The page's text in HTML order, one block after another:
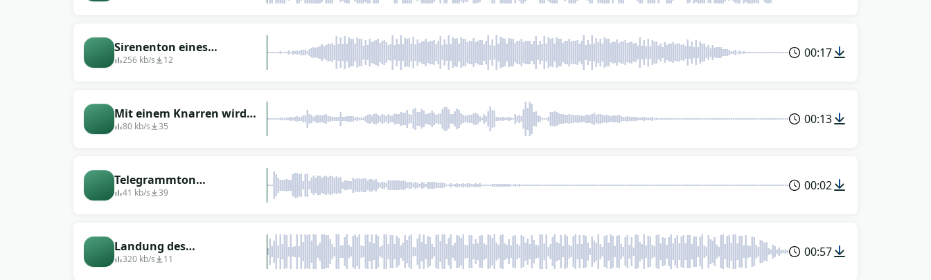
Sirenenton eines
Polizeiautos (2)
256 kb/s 12 00:17
Mit einem Knarren wird
der Zug langsamer und
80 kb/s 35 00:13
Telegrammton
(Telegrammbenachrichtigung)
41 kb/s 39 00:02
Landung des
Hubschraubers Bell UH-1D
320 kb/s 11 00:57